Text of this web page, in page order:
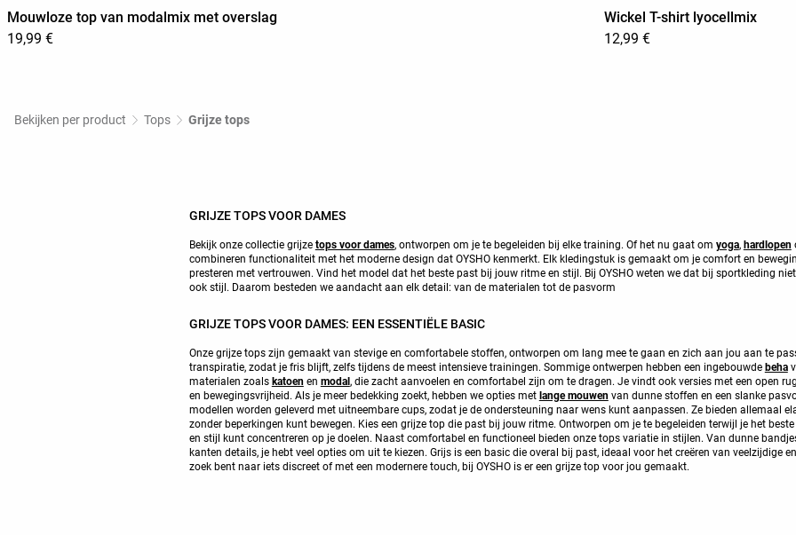
Mouwloze top van modalmix met overslag
19,99 €
Wickel T-shirt lyocellmix
12,99 €
Bekijken per product Tops Grijze tops
GRIJZE TOPS VOOR DAMES
Bekijk onze collectie grijze tops voor dames, ontworpen om je te begeleiden bij elke training. Of het nu gaat om yoga, hardlopen
combineren functionaliteit met het moderne design dat OYSHO kenmerkt. Elk kledingstuk is gemaakt om je comfort en
presteren met vertrouwen. Vind het model dat het beste past bij jouw ritme en stijl. Bij OYSHO weten we dat bij sportkleding
ook stijl. Daarom besteden we aandacht aan elk detail: van de materialen tot de pasvorm
GRIJZE TOPS VOOR DAMES: EEN ESSENTIËLE BASIC
Onze grijze tops zijn gemaakt van stevige en comfortabele stoffen, ontworpen om lang mee te gaan en zich aan jou aan te
transpiratie, zodat je fris blijft, zelfs tijdens de meest intensieve trainingen. Sommige ontwerpen hebben een ingebouwde beha
materialen zoals katoenen modal, die zacht aanvoelen en comfortabel zijn om te dragen. Je vindt ook versies met een open
en bewegingsvrijheid. Als je meer bedekking zoekt, hebben we opties met lange mouwenvan dunne stoffen en een slanke
modellen worden geleverd met uitneembare cups, zodat je de ondersteuning naar wens kunt aanpassen. Ze bieden allemaal
zonder beperkingen kunt bewegen. Kies een grijze top die past bij jouw ritme. Ontworpen om je te begeleiden terwijl je het
en stijl kunt concentreren op je doelen. Naast comfortabel en functioneel bieden onze tops variatie in stijlen. Van dunne
kanten details, je hebt veel opties om uit te kiezen. Grijs is een basic die overal bij past, ideaal voor het creëren van veelzijdige
zoek bent naar iets discreet of met een modernere touch, bij OYSHO is er een grijze top voor jou gemaakt.